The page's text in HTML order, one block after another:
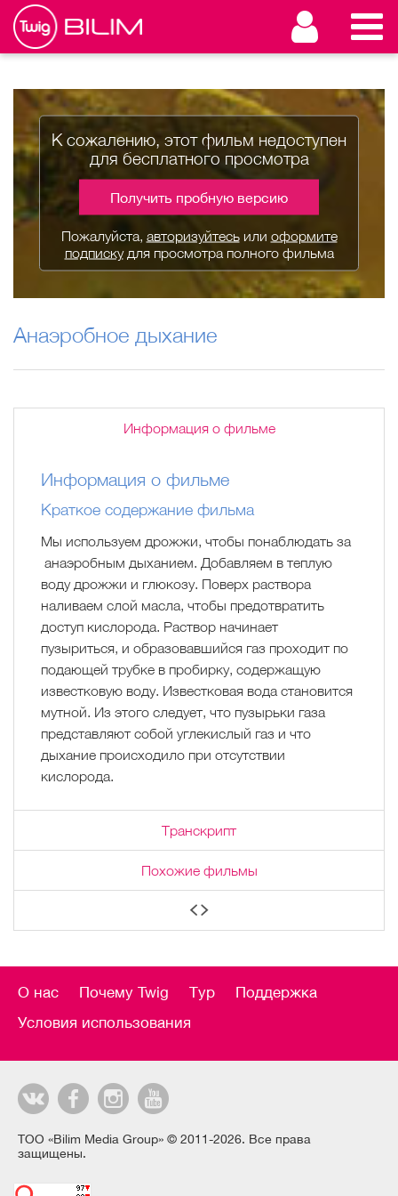
К сожалению, этот фильм недоступен
для бесплатного просмотра
Получить пробную версию
Пожалуйста, авторизуйтесьили оформите
подпискудля просмотра полного фильма
Анаэробное дыхание
Информация о фильме
Информация о фильме
Краткое содержание фильма
Мы используем дрожжи, чтобы понаблюдать за
анаэробным дыханием. Добавляем в теплую
воду дрожжи и глюкозу. Поверх раствора
наливаем слой масла, чтобы предотвратить
доступ кислорода. Раствор начинает
пузыриться, и образовавшийся газ проходит по
подающей трубке в пробирку, содержащую
известковую воду. Известковая вода становится
мутной. Из этого следует, что пузырьки газа
представляют собой углекислый газ и что
дыхание происходило при отсутствии
кислорода.
Транскрипт
Похожие фильмы
О нас Почему Twig Тур
Поддержка
Условия использования
ТОО «Bilim Media Group» © 2011-2026. Все права
защищены.